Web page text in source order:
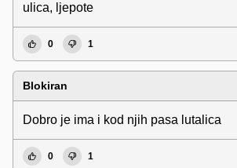
ulica, ljepote
0 1
Blokiran
Dobro je ima i kod njih pasa lutalica
0 1